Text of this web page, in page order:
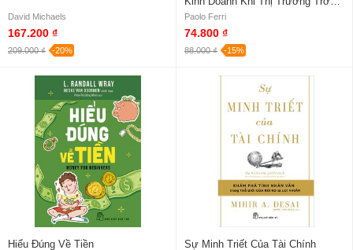
David Michaels
167.200 ₫
209.000 ₫ -20%
Nên Khó Lường
Paolo Ferri
74.800 ₫
88.000 ₫ -15%
Hiểu Đúng Về Tiền Sự Minh Triết Của Tài Chính